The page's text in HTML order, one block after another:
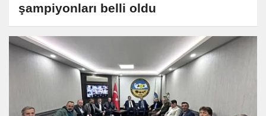
şampiyonları belli oldu